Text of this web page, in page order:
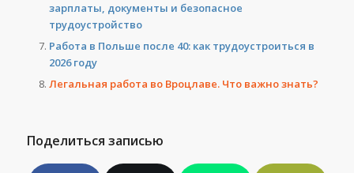
зарплаты, документы и безопасное
трудоустройство
Работа в Польше после 40: как трудоустроиться в
2026 году
Легальная работа во Вроцлаве. Что важно знать?
Поделиться записью